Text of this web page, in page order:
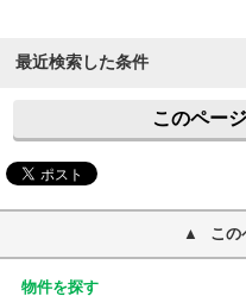
最近検索した条件
このペー
この
物件を探す